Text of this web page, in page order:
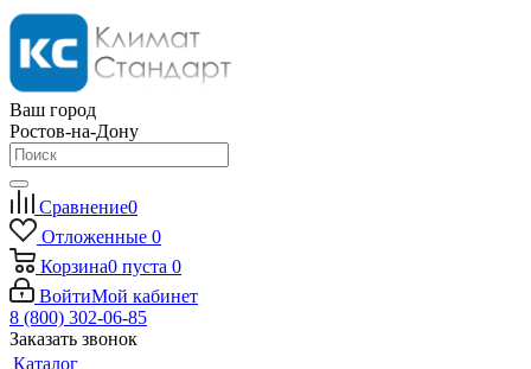
Ваш город
Ростов-на-Дону
Сравнение0
Отложенные 0
Корзина0 пуста 0
ВойтиМой кабинет
8 (800) 302-06-85
Заказать звонок
Каталог